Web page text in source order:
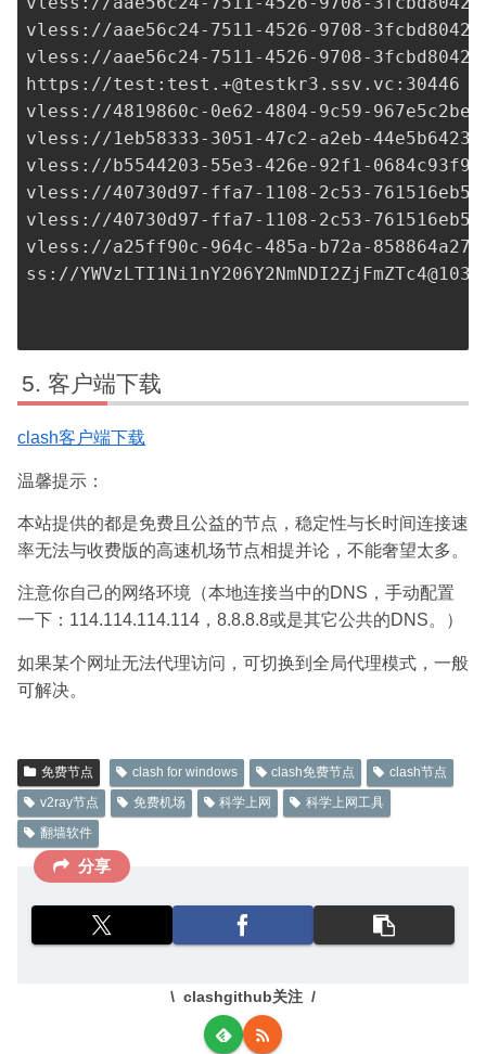
vless://aae56c24-7511-4526-9708-
vless://aae56c24-7511-4526-9708-
https://test: test.+@testkr3.ssv.vc :30446
vless://4819860c-0e62-4804-9c59-
vless://1eb58333-3051-47c2-a2eb-
vless://b5544203-55e3-426e-92f1-
vless://40730d97-ffa7-1108-2c53-
vless://40730d97-ffa7-1108-2c53-
vless://a25ff90c-964c-485a-b72a-
ss://
客户端下载
clash客户端下载
温馨提示：
本站提供的都是免费且公益的节点，稳定性与长时间连接速
率无法与收费版的高速机场节点相提并论，不能奢望太多。
注意你自己的网络环境（本地连接当中的DNS，手动配置
一下：114.114.114.114，8.8.8.8或是其它公共的DNS。）
如果某个网址无法代理访问，可切换到全局代理模式，一般
可解决。
免费节点 clash for windows clash免费节点
clash节点
v2ray节点
免费机场 科学上网
科学上网工具
翻墙软件
分享
clashgithub关注